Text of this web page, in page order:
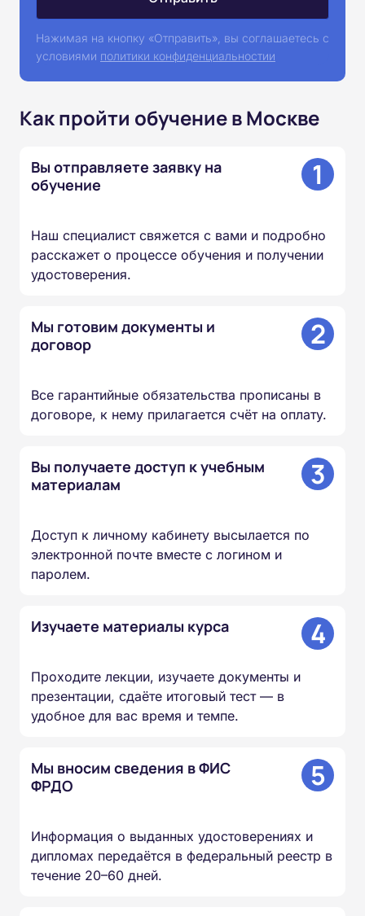
Нажимая на кнопку «Отправить», вы соглашаетесь с
условиями политики конфиденциальностии
Как пройти обучение в Москве
Вы отправляете заявку на
обучение
1
Наш специалист свяжется с вами и подробно
расскажет о процессе обучения и получении
удостоверения.
Мы готовим документы и
договор
2
Все гарантийные обязательства прописаны в
договоре, к нему прилагается счёт на оплату.
Вы получаете доступ к учебным
материалам
3
Доступ к личному кабинету высылается по
электронной почте вместе с логином и
паролем.
Изучаете материалы курса 4
Проходите лекции, изучаете документы и
презентации, сдаёте итоговый тест — в
удобное для вас время и темпе.
Мы вносим сведения в ФИС
ФРДО
5
Информация о выданных удостоверениях и
дипломах передаётся в федеральный реестр в
течение 20–60 дней.